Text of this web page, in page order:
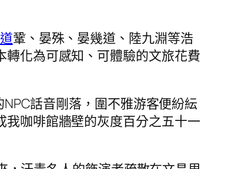
鞏、晏殊、晏幾道、陸九淵等浩
化為可感知、可體驗的文旅花費
話音剛落，圍不雅游客便紛紜
我咖啡館牆壁的灰度百分之五十一